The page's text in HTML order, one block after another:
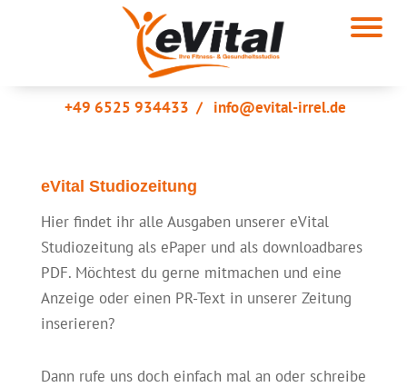
+49 6525 934433 / info@evital-irrel.de
eVital Studiozeitung
Hier findet ihr alle Ausgaben unserer eVital
Studiozeitung als ePaper und als downloadbares
PDF. Möchtest du gerne mitmachen und eine
Anzeige oder einen PR-Text in unserer Zeitung
inserieren?
Dann rufe uns doch einfach mal an oder schreibe